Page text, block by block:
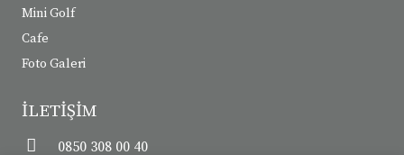
Mini Golf
Cafe
Foto Galeri
İLETİŞİM
0850 308 00 40